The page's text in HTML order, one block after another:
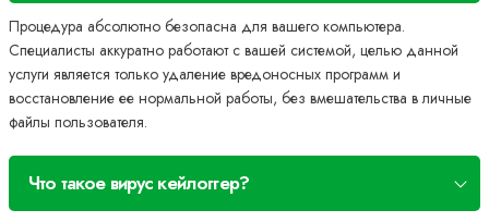
Процедура абсолютно безопасна для вашего компьютера.
Специалисты аккуратно работают с вашей системой, целью данной
услуги является только удаление вредоносных программ и
восстановление ее нормальной работы, без вмешательства в личные
файлы пользователя.
Что такое вирус кейлоггер?